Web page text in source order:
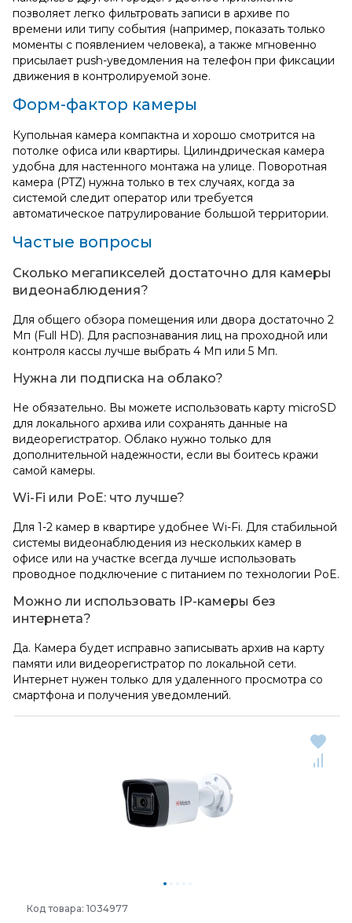
позволяет легко фильтровать записи в архиве по
времени или типу события (например, показать только
моменты с появлением человека), а также мгновенно
присылает push-уведомления на телефон при фиксации
движения в контролируемой зоне.
Форм-фактор камеры
Купольная камера компактна и хорошо смотрится на
потолке офиса или квартиры. Цилиндрическая камера
удобна для настенного монтажа на улице. Поворотная
камера (PTZ) нужна только в тех случаях, когда за
системой следит оператор или требуется
автоматическое патрулирование большой территории.
Частые вопросы
Сколько мегапикселей достаточно для камеры
видеонаблюдения?
Для общего обзора помещения или двора достаточно 2
Мп (Full HD). Для распознавания лиц на проходной или
контроля кассы лучше выбрать 4 Мп или 5 Мп.
Нужна ли подписка на облако?
Не обязательно. Вы можете использовать карту microSD
для локального архива или сохранять данные на
видеорегистратор. Облако нужно только для
дополнительной надежности, если вы боитесь кражи
самой камеры.
Wi-Fi или PoE: что лучше?
Для 1-2 камер в квартире удобнее Wi-Fi. Для стабильной
системы видеонаблюдения из нескольких камер в
офисе или на участке всегда лучше использовать
проводное подключение с питанием по технологии PoE.
Можно ли использовать IP-камеры без
интернета?
Да. Камера будет исправно записывать архив на карту
памяти или видеорегистратор по локальной сети.
Интернет нужен только для удаленного просмотра со
смартфона и получения уведомлений.
Код товара: 1034977